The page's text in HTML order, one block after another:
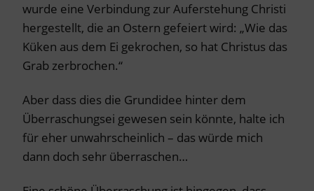
wurde eine Verbindung zur Auferstehung Christi
hergestellt, die an Ostern gefeiert wird: „Wie das
Küken aus dem Ei gekrochen, so hat Christus das
Grab zerbrochen.“
Aber dass dies die Grundidee hinter dem
Überraschungsei gewesen sein könnte, halte ich
für eher unwahrscheinlich – das würde mich
dann doch sehr überraschen…